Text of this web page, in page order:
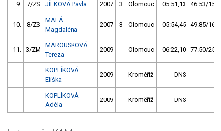
9. 7/ZS JÍLKOVÁ Pavla 2007 3 Olomouc 05:51,13 46.53/15,3
10. 8/ZS
MALÁ
Magdaléna
2007 3 Olomouc 05:54,45 49.85/16,4
11. 3/ZM
MAROUSKOVÁ
Tereza
2009 Olomouc 06:22,10 77.50/25,4
KOPLÍKOVÁ
Eliška
2009 Kroměříž DNS
KOPLÍKOVÁ
Adéla
2009 Kroměříž DNS